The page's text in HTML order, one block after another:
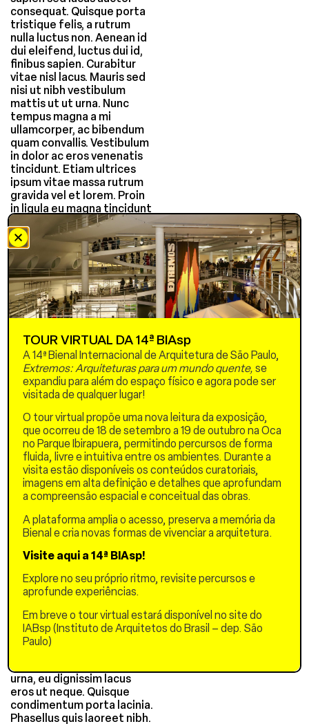
consequat. Quisque porta
tristique felis, a rutrum
nulla luctus non. Aenean id
dui eleifend, luctus dui id,
finibus sapien. Curabitur
vitae nisl lacus. Mauris sed
nisi ut nibh vestibulum
mattis ut ut urna. Nunc
tempus magna a mi
ullamcorper, ac bibendum
quam convallis. Vestibulum
in dolor ac eros venenatis
tincidunt. Etiam ultrices
ipsum vitae massa rutrum
gravida vel et lorem. Proin
in ligula eu magna tincidunt
blandit non a neque. Mauris
pellentesque lorem
gravida, porta eros ac,
porta urna.
Aenean elementum
tristique ante in auctor.
Morbi at lectus sed mi
massa. Mauris tellus lectus,
finibus ut volutpat ac,
iaculis a leo. Etiam auctor
tellus pharetra, mattis
turpis in, faucibus turpis.
Curabitur ut mauris ex.
Pellentesque blandit
ultricies ornare. Cras
pulvinar ante metus, eget
dapibus nulla blandit at. In
et ipsum vitae ligula
semper lobortis in non
lorem. Quisque lacinia dui
dolor varius ac. Sed
vestibulum diam quis nulla
imperdiet. Suspendisse
posuere, elit vitae auctor
auctor, leo sem tempor ex,
nec congue neque eros at
enim. Sed tristique urna sit
amet scelerisque lobortis.
Nulla vulputate, elit
urna, eu dignissim lacus
eros ut neque. Quisque
condimentum porta lacinia.
Phasellus quis laoreet nibh.
TOUR VIRTUAL DA 14ª BIAsp
A 14ª Bienal Internacional de Arquitetura de São Paulo,
Extremos: Arquiteturas para um mundo quente, se
expandiu para além do espaço físico e agora pode ser
visitada de qualquer lugar!
O tour virtual propõe uma nova leitura da exposição,
que ocorreu de 18 de setembro a 19 de outubro na Oca
no Parque Ibirapuera, permitindo percursos de forma
fluida, livre e intuitiva entre os ambientes. Durante a
visita estão disponíveis os conteúdos curatoriais,
imagens em alta definição e detalhes que aprofundam
a compreensão espacial e conceitual das obras.
A plataforma amplia o acesso, preserva a memória da
Bienal e cria novas formas de vivenciar a arquitetura.
Visite aqui a 14ª BIAsp!
Explore no seu próprio ritmo, revisite percursos e
aprofunde experiências.
Em breve o tour virtual estará disponível no site do
IABsp (Instituto de Arquitetos do Brasil – dep. São
Paulo)